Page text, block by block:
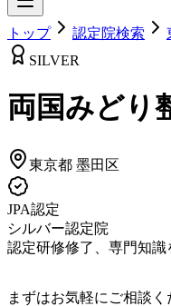
トップ 認定院検索
SILVER
両国みどり
東京都 墨田区
JPA認定
シルバー認定院
認定研修修了、専門知識
まずはお気軽にご相談く